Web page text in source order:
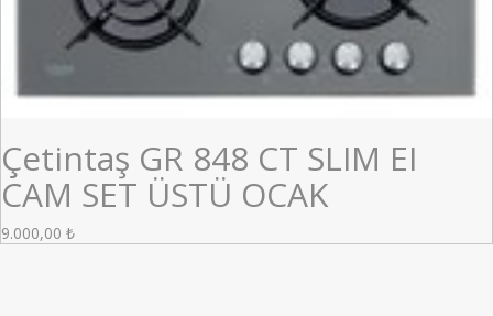
Çetintaş GR 848 CT SLIM EI
CAM SET ÜSTÜ OCAK
9.000,00 ₺